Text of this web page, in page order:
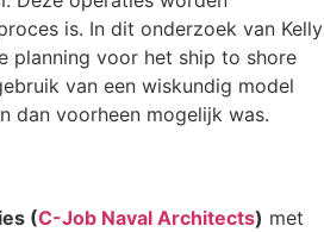
is. In dit onderzoek van Kelly
planning voor het ship to shore
van een wiskundig model
dan voorheen mogelijk was.
(C-Job Naval Architects) met